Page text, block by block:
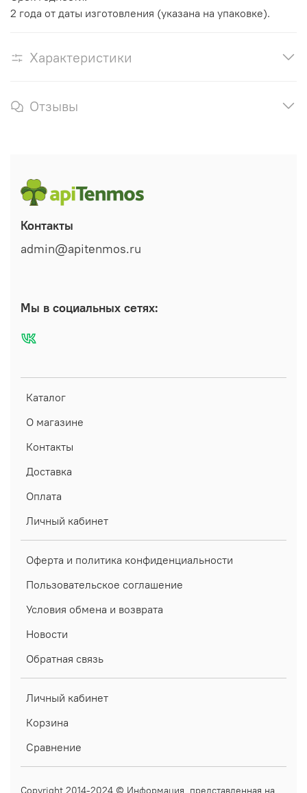
2 года от даты изготовления (указана на упаковке).
Характеристики
Отзывы
Каталог
О магазине
Контакты
Доставка
Оплата
Личный кабинет
Оферта и политика конфиденциальности
Пользовательское соглашение
Условия обмена и возврата
Новости
Обратная связь
Личный кабинет
Корзина
Сравнение
Контакты
admin@apitenmos.ru
Мы в социальных сетях:
Copyright 2014-2024 © Информация, представленная на